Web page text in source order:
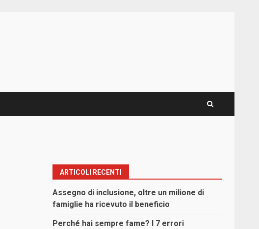
ARTICOLI RECENTI
Assegno di inclusione, oltre un milione di
famiglie ha ricevuto il beneficio
Perché hai sempre fame? I 7 errori